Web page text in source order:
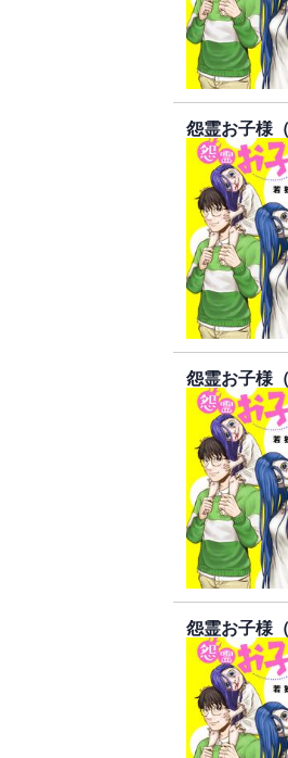
怨霊お子様（
怨霊お子様（
怨霊お子様（